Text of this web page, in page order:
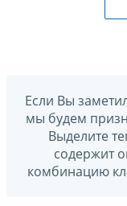
Если Вы
мы будем
Выделите
содержит
комбинацию